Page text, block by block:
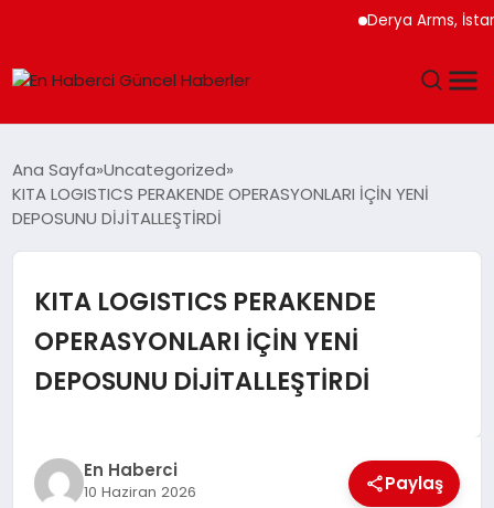
Derya Arms, İstanbul
SPOR
MAGAZIN
EKONOMI
Ana Sayfa Uncategorized
KITA LOGISTICS PERAKENDE OPERASYONLARI İÇİN YENİ
DEPOSUNU DİJİTALLEŞTİRDİ
KITA LOGISTICS PERAKENDE
OPERASYONLARI İÇİN YENİ
DEPOSUNU DİJİTALLEŞTİRDİ
En Haberci
10 Haziran 2026 Paylaş